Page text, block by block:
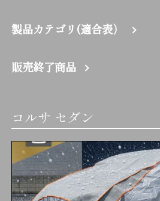
製品カテゴリ(適合表）
販売終了商品
コルサ セダン